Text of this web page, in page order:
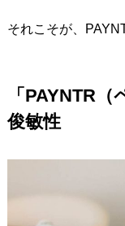
それこそが、
「PAYNTR
俊敏性